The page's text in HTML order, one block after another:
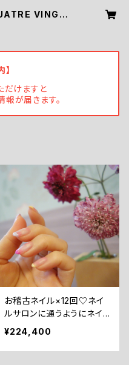
VINGT
】
だけますと
が届きます。
お稽古ネイル×12回♡ネイ
ルサロンに通うようにネイル
を学ぶ お稽古ジェルネイ
ルレッスン
¥224,400